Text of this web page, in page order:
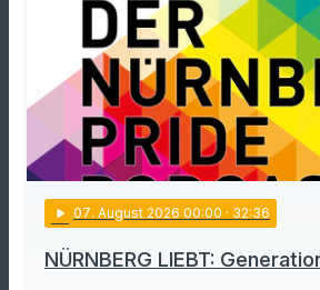
play_arrow 07. August 2026 00:00 · 32:36
NÜRNBERG LIEBT: